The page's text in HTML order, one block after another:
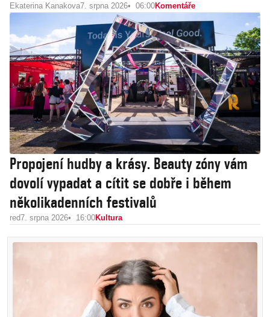
Ekaterina Kanakova7. srpna 2026 06:00Komentáře
Propojení hudby a krásy. Beauty zóny vám
dovolí vypadat a cítit se dobře i během
několikadenních festivalů
red7. srpna 2026 16:00Kultura